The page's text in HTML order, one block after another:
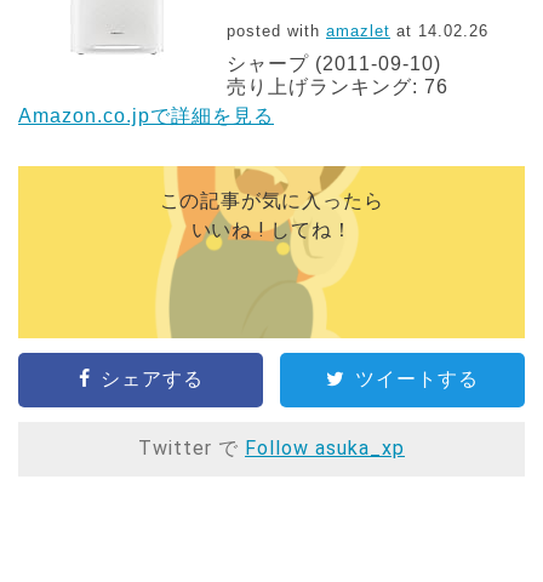
posted with amazlet at 14.02.26
シャープ (2011-09-10)
売り上げランキング: 76
Amazon.co.jpで詳細を見る
この記事が気に入ったら
いいね ! してね！
シェアする ツイートする
Twitter で Follow asuka_xp